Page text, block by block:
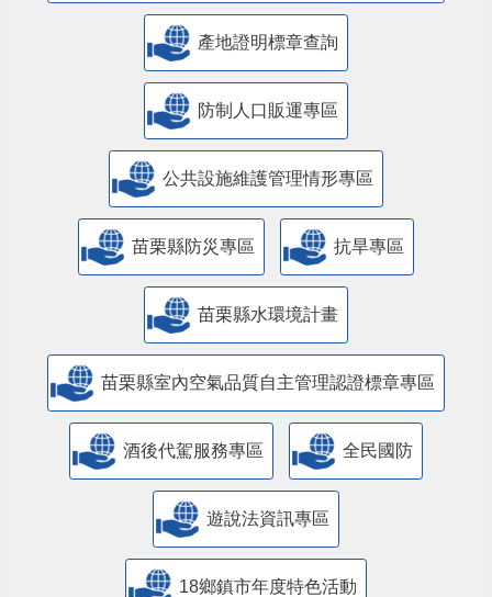
產地證明標章查詢
防制人口販運專區
​公共設施維護管理情形專區
苗栗縣防災專區 抗旱專區
苗栗縣水環境計畫
苗栗縣室內空氣品質自主管理認證標章專區
酒後代駕服務專區 全民國防
遊說法資訊專區
18鄉鎮市年度特色活動